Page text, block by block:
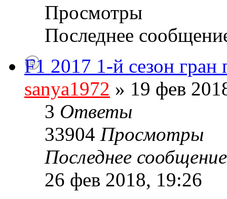
Просмотры
Последнее
F1 2017 1-й сезон
sanya1972 » 19 фев
3 Ответы
33904 Просмотры
Последнее
26 фев 2018, 19:26